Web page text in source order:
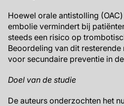
Hoewel orale antistolling
embolie vermindert bij
steeds een risico op
Beoordeling van dit
voor secundaire preventie in
Doel van de studie
De auteurs onderzochten het